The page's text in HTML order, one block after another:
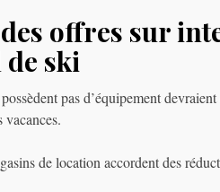
offres sur
ski
pas d’équipement
vacances.
de location accordent des